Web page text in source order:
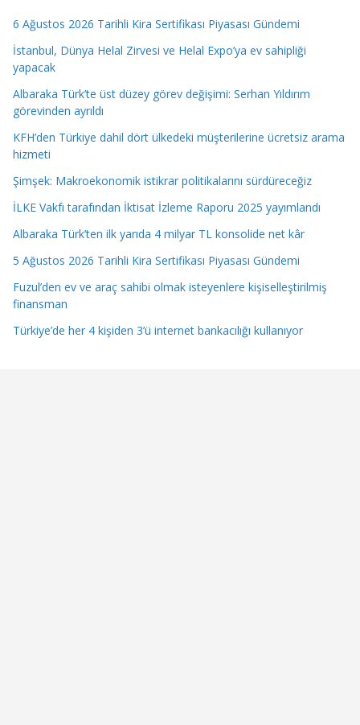
6 Ağustos 2026 Tarihli Kira Sertifikası Piyasası Gündemi
İstanbul, Dünya Helal Zirvesi ve Helal Expo’ya ev sahipliği
yapacak
Albaraka Türk’te üst düzey görev değişimi: Serhan Yıldırım
görevinden ayrıldı
KFH’den Türkiye dahil dört ülkedeki müşterilerine ücretsiz arama
hizmeti
Şimşek: Makroekonomik istikrar politikalarını sürdüreceğiz
İLKE Vakfı tarafından İktisat İzleme Raporu 2025 yayımlandı
Albaraka Türk’ten ilk yarıda 4 milyar TL konsolide net kâr
5 Ağustos 2026 Tarihli Kira Sertifikası Piyasası Gündemi
Fuzul’den ev ve araç sahibi olmak isteyenlere kişiselleştirilmiş
finansman
Türkiye’de her 4 kişiden 3’ü internet bankacılığı kullanıyor